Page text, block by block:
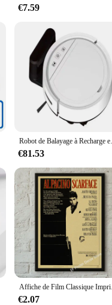
The electroménagé
tool that stands out in its
€7.59
Robot de
€81.53
Affiche de Film
€2.07